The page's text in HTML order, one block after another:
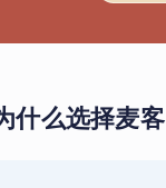
什么选择麦客